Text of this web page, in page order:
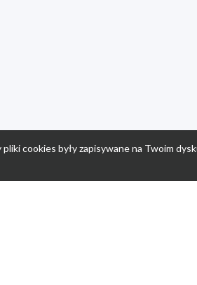
cookies były zapisywane na Twoim